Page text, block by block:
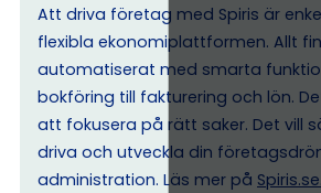
Att driva företag med Spiris är
flexibla ekonomiplattformen. Allt
automatiserat med smarta
bokföring till fakturering och lön.
att fokusera på rätt saker. Det vill
driva och utveckla din
administration. Läs mer på Spiris.se